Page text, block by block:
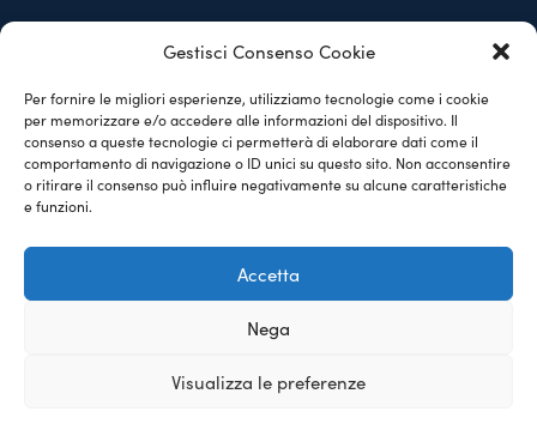
Gestisci Consenso Cookie
Per fornire le migliori esperienze, utilizziamo tecnologie come i cookie
per memorizzare e/o accedere alle informazioni del dispositivo. Il
consenso a queste tecnologie ci permetterà di elaborare dati come il
comportamento di navigazione o ID unici su questo sito. Non acconsentire
o ritirare il consenso può influire negativamente su alcune caratteristiche
e funzioni.
Accetta
Nega
Visualizza le preferenze
Tel:+39 0742 620 297
Whatsapp:+39 349 752 6424
info@studiodentisticocalvi.it
© 2025 Studio Dentistico Calvi. P.iva 02527000547 | Tutti i